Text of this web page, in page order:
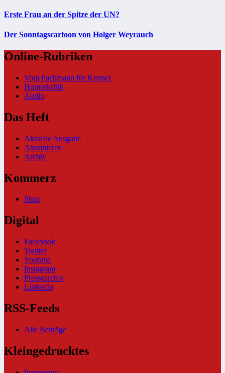
Erste Frau an der Spitze der UN?
Der Sonntagscartoon von Holger Weyrauch
Online-Rubriken
Vom Fachmann für Kenner
Humorkritik
Audio
Das Heft
Aktuelle Ausgabe
Abonnieren
Archiv
Kommerz
Shop
Digital
Facebook
Twitter
Youtube
Instagram
Pressearchiv
LinkedIn
RSS-Feeds
Alle Beiträge
Kleingedrucktes